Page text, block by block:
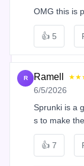
OMG this is
👍 5
R Ramell
6/5/2026
Sprunki is a
s to make
👍 7